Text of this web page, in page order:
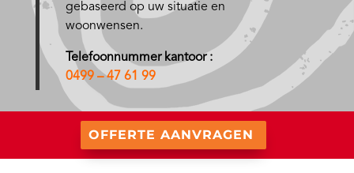
gebaseerd op uw situatie en
woonwensen.
Telefoonnummer kantoor :
0499 – 47 61 99
OFFERTE AANVRAGEN